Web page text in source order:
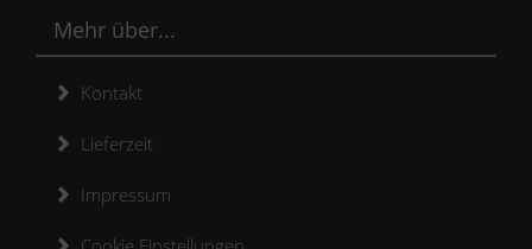
Mehr über...
Kontakt
Lieferzeit
Impressum